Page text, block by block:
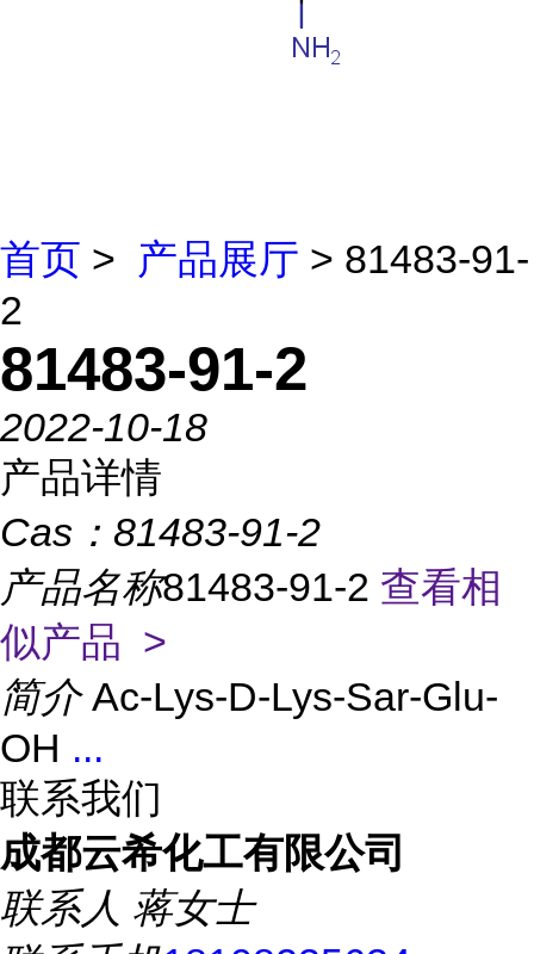
首页 > 产品展厅 > 81483-91-
2
81483-91-2
2022-10-18
产品详情
Cas： 81483-91-2
产品名称81483-91-2 查看相
似产品 >
简介 Ac-Lys-D-Lys-Sar-Glu-
OH ...
联系我们
成都云希化工有限公司
联系人 蒋女士